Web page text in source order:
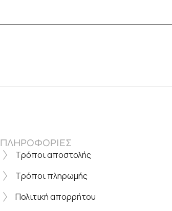
ΠΛΗΡΟΦΟΡΙΕΣ
Τρόποι αποστολής
Τρόποι πληρωμής
Πολιτική απορρήτου